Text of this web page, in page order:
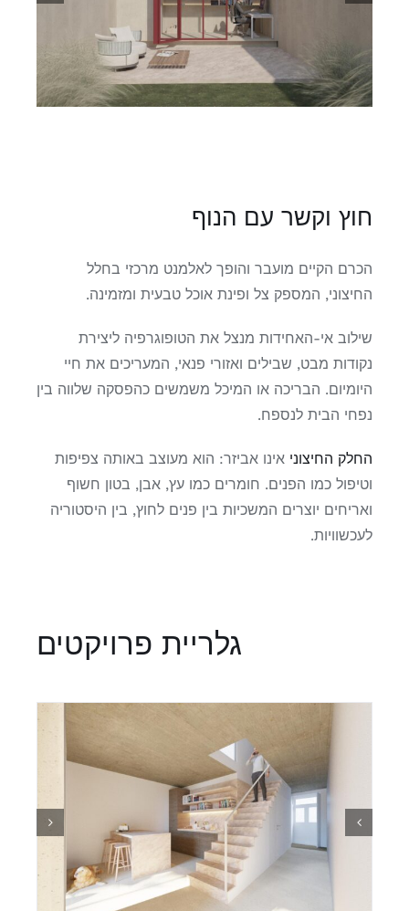
חוץ וקשר עם הנוף
הכרם הקיים מועבר והופך לאלמנט מרכזי בחלל
החיצוני, המספק צל ופינת אוכל טבעית ומזמינה.
שילוב אי-האחידות מנצל את הטופוגרפיה ליצירת
נקודות מבט, שבילים ואזורי פנאי, המעריכים את חיי
היומיום. הבריכה או המיכל משמשים כהפסקה שלווה בין
נפחי הבית לנספח.
החלק החיצוני אינו אביזר: הוא מעוצב באותה צפיפות
וטיפול כמו הפנים. חומרים כמו עץ, אבן, בטון חשוף
ואריחים יוצרים המשכיות בין פנים לחוץ, בין היסטוריה
לעכשוויות.
גלריית פרויקטים